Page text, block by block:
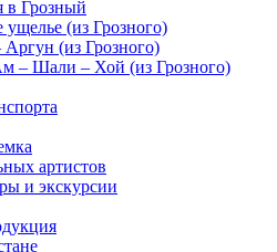
в Грозный
ущелье (из Грозного)
(из Грозного)
– Шали – Хой (из Грозного)
артистов
и экскурсии